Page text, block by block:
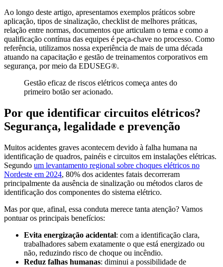
Ao longo deste artigo, apresentamos exemplos práticos sobre
aplicação, tipos de sinalização, checklist de melhores práticas,
relação entre normas, documentos que articulam o tema e como a
qualificação contínua das equipes é peça-chave no processo. Como
referência, utilizamos nossa experiência de mais de uma década
atuando na capacitação e gestão de treinamentos corporativos em
segurança, por meio da EDUSEG®.
Gestão eficaz de riscos elétricos começa antes do
primeiro botão ser acionado.
Por que identificar circuitos elétricos?
Segurança, legalidade e prevenção
Muitos acidentes graves acontecem devido à falha humana na
identificação de quadros, painéis e circuitos em instalações elétricas.
Segundo um levantamento regional sobre choques elétricos no
Nordeste em 2024, 80% dos acidentes fatais decorreram
principalmente da ausência de sinalização ou métodos claros de
identificação dos componentes do sistema elétrico.
Mas por que, afinal, essa conduta merece tanta atenção? Vamos
pontuar os principais benefícios:
Evita energização acidental: com a identificação clara,
trabalhadores sabem exatamente o que está energizado ou
não, reduzindo risco de choque ou incêndio.
Reduz falhas humanas: diminui a possibilidade de